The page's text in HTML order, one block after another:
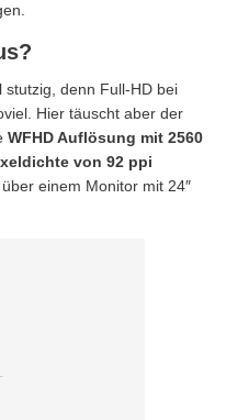
stutzig, denn Full-HD bei
Hier täuscht aber der
WFHD Auflösung mit 2560
von 92 ppi
einem Monitor mit 24″